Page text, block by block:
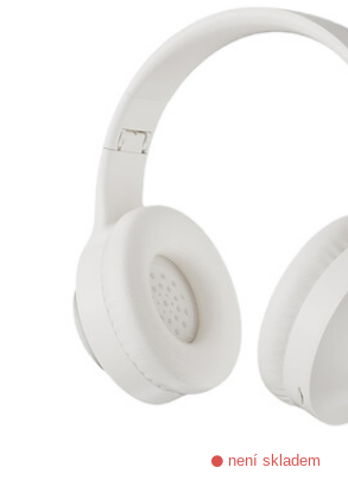
není skladem